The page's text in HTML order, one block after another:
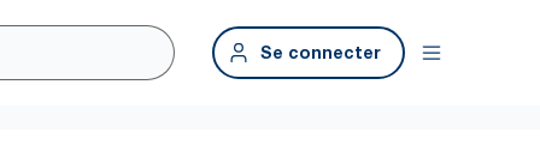
Se connecter